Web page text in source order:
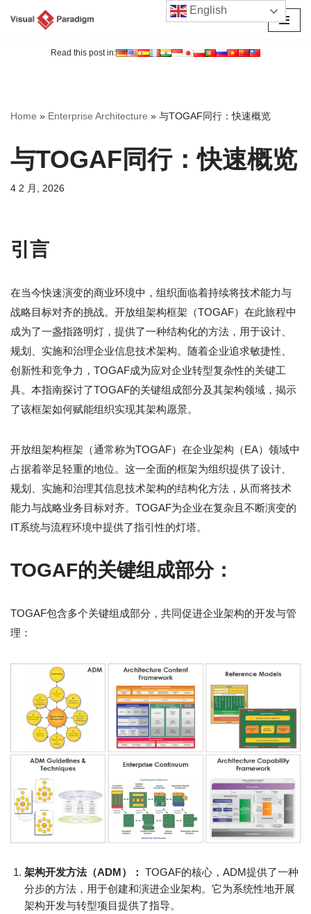
Read this post in:
Home » Enterprise Architecture » 与TOGAF同行：快速概览
与TOGAF同行：快速概览
4 2 月, 2026
引言
在当今快速演变的商业环境中，组织面临着持续将技术能力与
战略目标对齐的挑战。开放组架构框架（TOGAF）在此旅程中
成为了一盏指路明灯，提供了一种结构化的方法，用于设计、
规划、实施和治理企业信息技术架构。随着企业追求敏捷性、
创新性和竞争力，TOGAF成为应对企业转型复杂性的关键工
具。本指南探讨了TOGAF的关键组成部分及其架构领域，揭示
了该框架如何赋能组织实现其架构愿景。
开放组架构框架（通常称为TOGAF）在企业架构（EA）领域中
占据着举足轻重的地位。这一全面的框架为组织提供了设计、
规划、实施和治理其信息技术架构的结构化方法，从而将技术
能力与战略业务目标对齐。TOGAF为企业在复杂且不断演变的
IT系统与流程环境中提供了指引性的灯塔。
TOGAF的关键组成部分：
TOGAF包含多个关键组成部分，共同促进企业架构的开发与管
理：
架构开发方法（ADM）： TOGAF的核心，ADM提供了一种
分步的方法，用于创建和演进企业架构。它为系统性地开展
架构开发与转型项目提供了指导。
English